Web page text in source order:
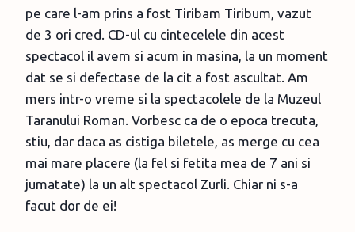
pe care l-am prins a fost Tiribam Tiribum, vazut
de 3 ori cred. CD-ul cu cintecelele din acest
spectacol il avem si acum in masina, la un moment
dat se si defectase de la cit a fost ascultat. Am
mers intr-o vreme si la spectacolele de la Muzeul
Taranului Roman. Vorbesc ca de o epoca trecuta,
stiu, dar daca as cistiga biletele, as merge cu cea
mai mare placere (la fel si fetita mea de 7 ani si
jumatate) la un alt spectacol Zurli. Chiar ni s-a
facut dor de ei!